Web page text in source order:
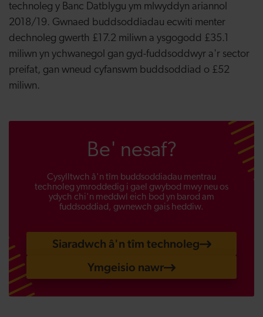
technoleg y Banc Datblygu ym mlwyddyn ariannol
2018/19. Gwnaed buddsoddiadau ecwiti menter
dechnoleg gwerth £17.2 miliwn a ysgogodd £35.1
miliwn yn ychwanegol gan gyd-fuddsoddwyr a'r sector
preifat, gan wneud cyfanswm buddsoddiad o £52
miliwn.
Be' nesaf?
Cysylltwch â'n tîm buddsoddiadau mentrau
technoleg ymroddedig i gael gwybod mwy neu os
ydych chi'n meddwl eich bod yn barod am
fuddsoddiad, gwnewch gais heddiw.
Siaradwch â'n tîm technoleg
Ymgeisio nawr